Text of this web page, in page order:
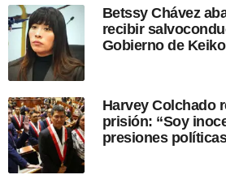
c
i
ó
Betssy Chávez
recibir
Gobierno de
Harvey Colchado
prisión: “Soy
presiones